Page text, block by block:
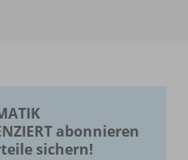
abonnieren
sichern!